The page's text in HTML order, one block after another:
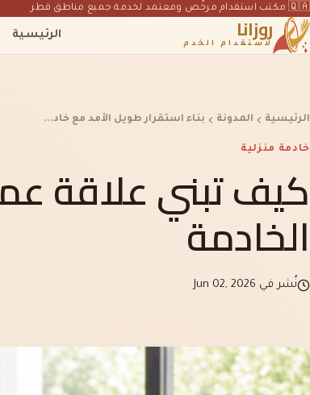
🇶🇦 مكتب استقدام مرخّص ومعتمد لخدمة جميع مناطق قطر
روزانا
لاستقدام الخدم
الرئيسية
الرئيسية المدونة بناء استقرار طويل الأمد مع خاد...
خادمة منزلية
كيف تبني علاقة
الخادمة
نُشر في Jun 02, 2026